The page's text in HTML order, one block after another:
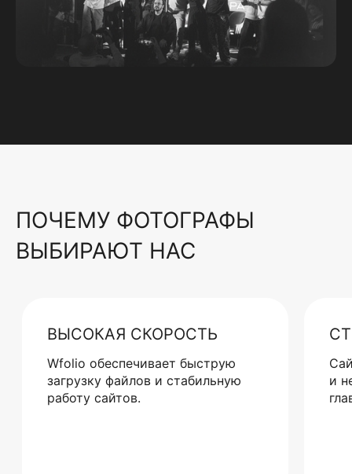
ПОЧЕМУ ФОТОГРАФЫ
ВЫБИРАЮТ НАС
ВЫСОКАЯ СКОРОСТЬ
Wfolio обеспечивает быструю
загрузку файлов и стабильную
работу сайтов.
и